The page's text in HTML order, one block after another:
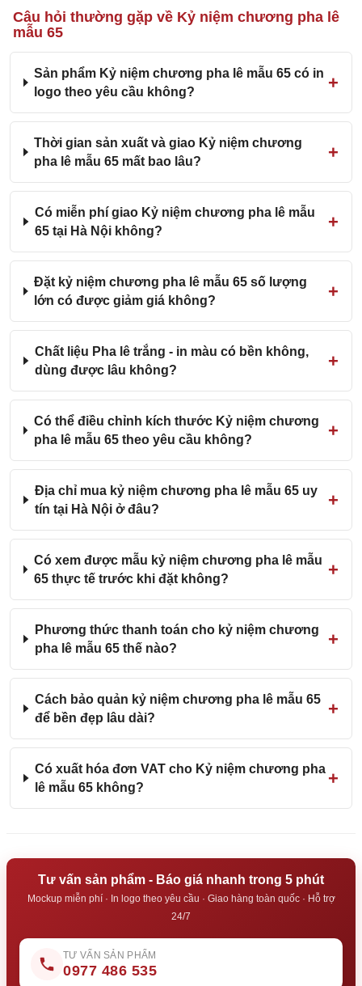
Câu hỏi thường gặp về Kỷ niệm chương pha lê
mẫu 65
Sản phẩm Kỷ niệm chương pha lê mẫu 65 có in
logo theo yêu cầu không?
Thời gian sản xuất và giao Kỷ niệm chương
pha lê mẫu 65 mất bao lâu?
Có miễn phí giao Kỷ niệm chương pha lê mẫu
65 tại Hà Nội không?
Đặt kỷ niệm chương pha lê mẫu 65 số lượng
lớn có được giảm giá không?
Chất liệu Pha lê trắng - in màu có bền không,
dùng được lâu không?
Có thể điều chỉnh kích thước Kỷ niệm chương
pha lê mẫu 65 theo yêu cầu không?
Địa chỉ mua kỷ niệm chương pha lê mẫu 65 uy
tín tại Hà Nội ở đâu?
Có xem được mẫu kỷ niệm chương pha lê mẫu
65 thực tế trước khi đặt không?
Phương thức thanh toán cho kỷ niệm chương
pha lê mẫu 65 thế nào?
Cách bảo quản kỷ niệm chương pha lê mẫu 65
để bền đẹp lâu dài?
Có xuất hóa đơn VAT cho Kỷ niệm chương pha
lê mẫu 65 không?
Tư vấn sản phẩm - Báo giá nhanh trong 5 phút
Mockup miễn phí · In logo theo yêu cầu · Giao hàng toàn quốc · Hỗ trợ
24/7
TƯ VẤN SẢN PHẨM
0977 486 535